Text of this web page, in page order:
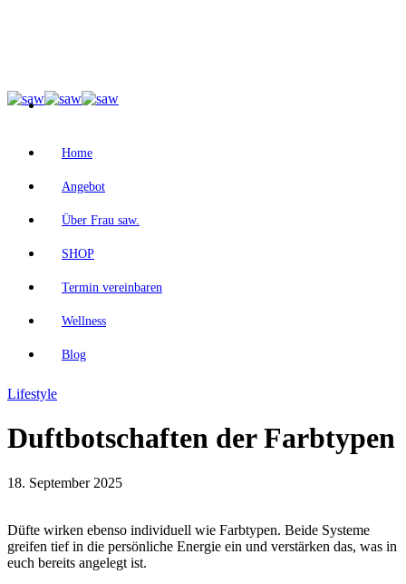
Home
Angebot
Über Frau saw.
SHOP
Termin vereinbaren
Wellness
Blog
Lifestyle
Duftbotschaften der Farbtypen
18. September 2025
Düfte wirken ebenso individuell wie Farbtypen. Beide Systeme
greifen tief in die persönliche Energie ein und verstärken das, was in
euch bereits angelegt ist.